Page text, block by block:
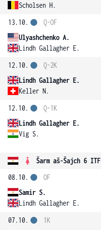
Scholsen H.
13.10.
Ulyashchenko A.
Lindh Gallagher E.
Q-OF
12.10.
Lindh Gallagher E.
Keller N.
Q-2K
12.10.
Lindh Gallagher E.
Vig S.
Q-1K
Šarm aš-Šajch 6 ITF
08.10.
Samir S.
Lindh Gallagher E.
OF
07.10.
1K